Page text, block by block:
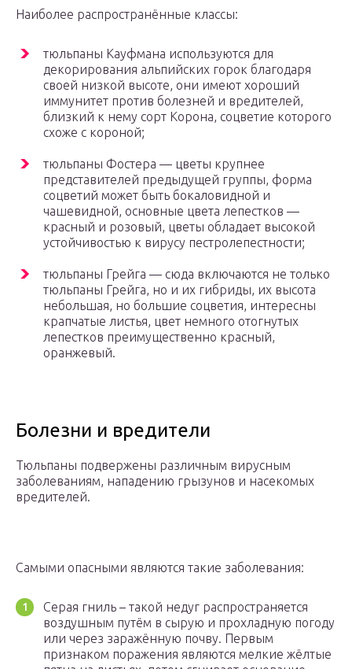
Наиболее распространённые классы:
тюльпаны Кауфмана используются для
декорирования альпийских горок благодаря
своей низкой высоте, они имеют хороший
иммунитет против болезней и вредителей,
близкий к нему сорт Корона, соцветие которого
схоже с короной;
тюльпаны Фостера — цветы крупнее
представителей предыдущей группы, форма
соцветий может быть бокаловидной и
чашевидной, основные цвета лепестков —
красный и розовый, цветы обладает высокой
устойчивостью к вирусу пестролепестности;
тюльпаны Грейга — сюда включаются не только
тюльпаны Грейга, но и их гибриды, их высота
небольшая, но большие соцветия, интересны
крапчатые листья, цвет немного отогнутых
лепестков преимущественно красный,
оранжевый.
Болезни и вредители
Тюльпаны подвержены различным вирусным
заболеваниям, нападению грызунов и насекомых
вредителей.
Самыми опасными являются такие заболевания:
Серая гниль – такой недуг распространяется
воздушным путём в сырую и прохладную погоду
или через заражённую почву. Первым
признаком поражения являются мелкие жёлтые